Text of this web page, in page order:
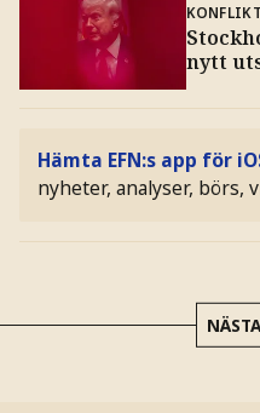
nytt
Hämta EFN:s app för
nyheter, analyser, börs,